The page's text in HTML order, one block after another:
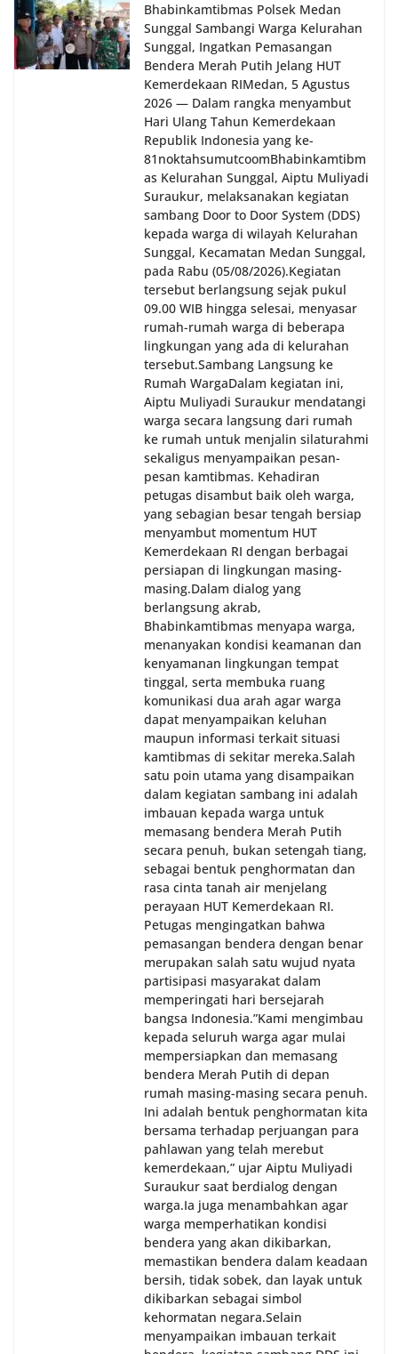
Bhabinkamtibmas Polsek Medan
Sunggal Sambangi Warga Kelurahan
Sunggal, Ingatkan Pemasangan
Bendera Merah Putih Jelang HUT
Kemerdekaan RI‎‎Medan, 5 Agustus
2026 — Dalam rangka menyambut
Hari Ulang Tahun Kemerdekaan
Republik Indonesia yang ke-
81noktahsumutcoomBhabinkamtibm
as Kelurahan Sunggal, Aiptu Muliyadi
Suraukur, melaksanakan kegiatan
sambang Door to Door System (DDS)
kepada warga di wilayah Kelurahan
Sunggal, Kecamatan Medan Sunggal,
pada Rabu (05/08/2026).‎‎Kegiatan
tersebut berlangsung sejak pukul
09.00 WIB hingga selesai, menyasar
rumah-rumah warga di beberapa
lingkungan yang ada di kelurahan
tersebut.‎Sambang Langsung ke
Rumah Warga‎Dalam kegiatan ini,
Aiptu Muliyadi Suraukur mendatangi
warga secara langsung dari rumah
ke rumah untuk menjalin silaturahmi
sekaligus menyampaikan pesan-
pesan kamtibmas. Kehadiran
petugas disambut baik oleh warga,
yang sebagian besar tengah bersiap
menyambut momentum HUT
Kemerdekaan RI dengan berbagai
persiapan di lingkungan masing-
masing.‎Dalam dialog yang
berlangsung akrab,
Bhabinkamtibmas menyapa warga,
menanyakan kondisi keamanan dan
kenyamanan lingkungan tempat
tinggal, serta membuka ruang
komunikasi dua arah agar warga
dapat menyampaikan keluhan
maupun informasi terkait situasi
kamtibmas di sekitar mereka.‎‎‎Salah
satu poin utama yang disampaikan
dalam kegiatan sambang ini adalah
imbauan kepada warga untuk
memasang bendera Merah Putih
secara penuh, bukan setengah tiang,
sebagai bentuk penghormatan dan
rasa cinta tanah air menjelang
perayaan HUT Kemerdekaan RI.
Petugas mengingatkan bahwa
pemasangan bendera dengan benar
merupakan salah satu wujud nyata
partisipasi masyarakat dalam
memperingati hari bersejarah
bangsa Indonesia.‎‎”Kami mengimbau
kepada seluruh warga agar mulai
mempersiapkan dan memasang
bendera Merah Putih di depan
rumah masing-masing secara penuh.
Ini adalah bentuk penghormatan kita
bersama terhadap perjuangan para
pahlawan yang telah merebut
kemerdekaan,” ujar Aiptu Muliyadi
Suraukur saat berdialog dengan
warga.‎‎Ia juga menambahkan agar
warga memperhatikan kondisi
bendera yang akan dikibarkan,
memastikan bendera dalam keadaan
bersih, tidak sobek, dan layak untuk
dikibarkan sebagai simbol
kehormatan negara.‎‎‎Selain
menyampaikan imbauan terkait